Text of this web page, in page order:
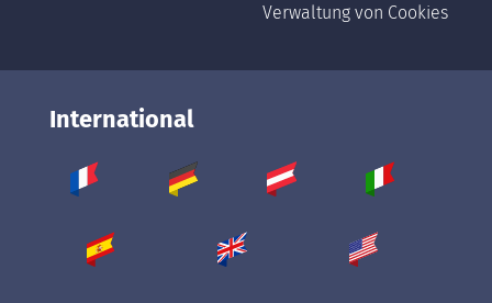
Verwaltung von Cookies
International